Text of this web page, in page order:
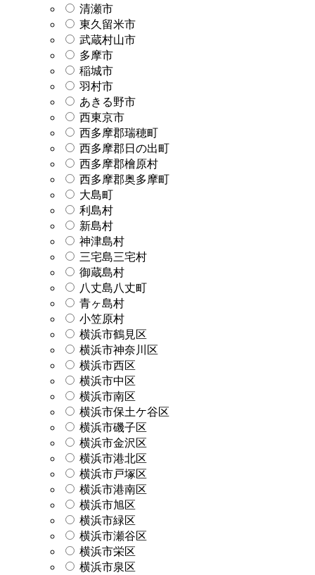
清瀬市
東久留米市
武蔵村山市
多摩市
稲城市
羽村市
あきる野市
西東京市
西多摩郡瑞穂町
西多摩郡日の出町
西多摩郡檜原村
西多摩郡奥多摩町
大島町
利島村
新島村
神津島村
三宅島三宅村
御蔵島村
八丈島八丈町
青ヶ島村
小笠原村
横浜市鶴見区
横浜市神奈川区
横浜市西区
横浜市中区
横浜市南区
横浜市保土ケ谷区
横浜市磯子区
横浜市金沢区
横浜市港北区
横浜市戸塚区
横浜市港南区
横浜市旭区
横浜市緑区
横浜市瀬谷区
横浜市栄区
横浜市泉区